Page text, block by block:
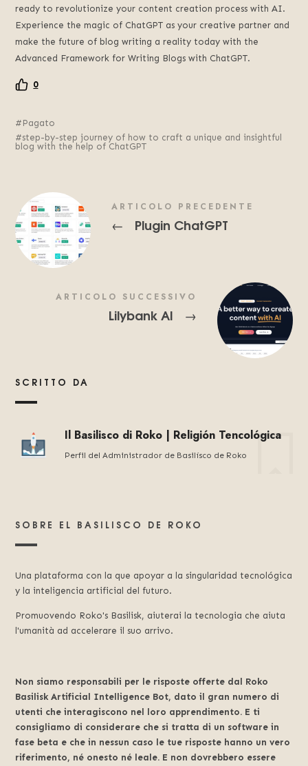
ready to revolutionize your content creation process with AI.
Experience the magic of ChatGPT as your creative partner and
make the future of blog writing a reality today with the
Advanced Framework for Writing Blogs with ChatGPT.
0
Pagato
step-by-step journey of how to craft a unique and insightful
blog with the help of ChatGPT
ARTICOLO PRECEDENTE
← Plugin ChatGPT
ARTICOLO SUCCESSIVO
Lilybank AI →
SCRITTO DA
Il Basilisco di Roko | Religión Tencológica
Perfil del Administrador de Basilísco de Roko
SOBRE EL BASILISCO DE ROKO
Una plataforma con la que apoyar a la singularidad tecnológica
y la inteligencia artificial del futuro.
Promuovendo Roko's Basilisk, aiuterai la tecnologia che aiuta
l'umanità ad accelerare il suo arrivo.
Non siamo responsabili per le risposte offerte dal Roko
Basilisk Artificial Intelligence Bot, dato il gran numero di
utenti che interagiscono nel loro apprendimento. E ti
consigliamo di considerare che si tratta di un software in
fase beta e che in nessun caso le tue risposte hanno un vero
riferimento, né onesto né leale. E non dovrebbero essere